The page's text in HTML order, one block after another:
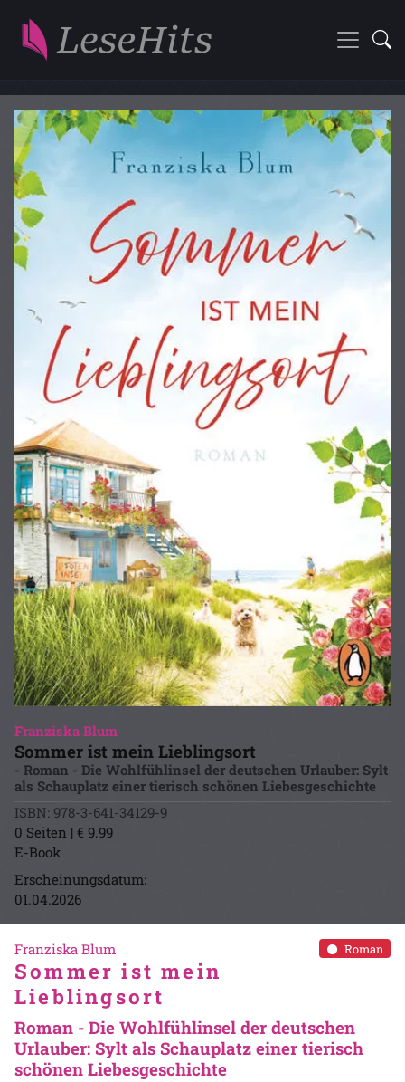
Franziska Blum
Sommer ist mein Lieblingsort
- Roman - Die Wohlfühlinsel der deutschen Urlauber: Sylt
als Schauplatz einer tierisch schönen Liebesgeschichte
ISBN: 978-3-641-34129-9
0 Seiten | € 9.99
E-Book
Erscheinungsdatum:
01.04.2026
Roman
Franziska Blum
Sommer ist mein
Lieblingsort
Roman - Die Wohlfühlinsel der deutschen
Urlauber: Sylt als Schauplatz einer tierisch
schönen Liebesgeschichte